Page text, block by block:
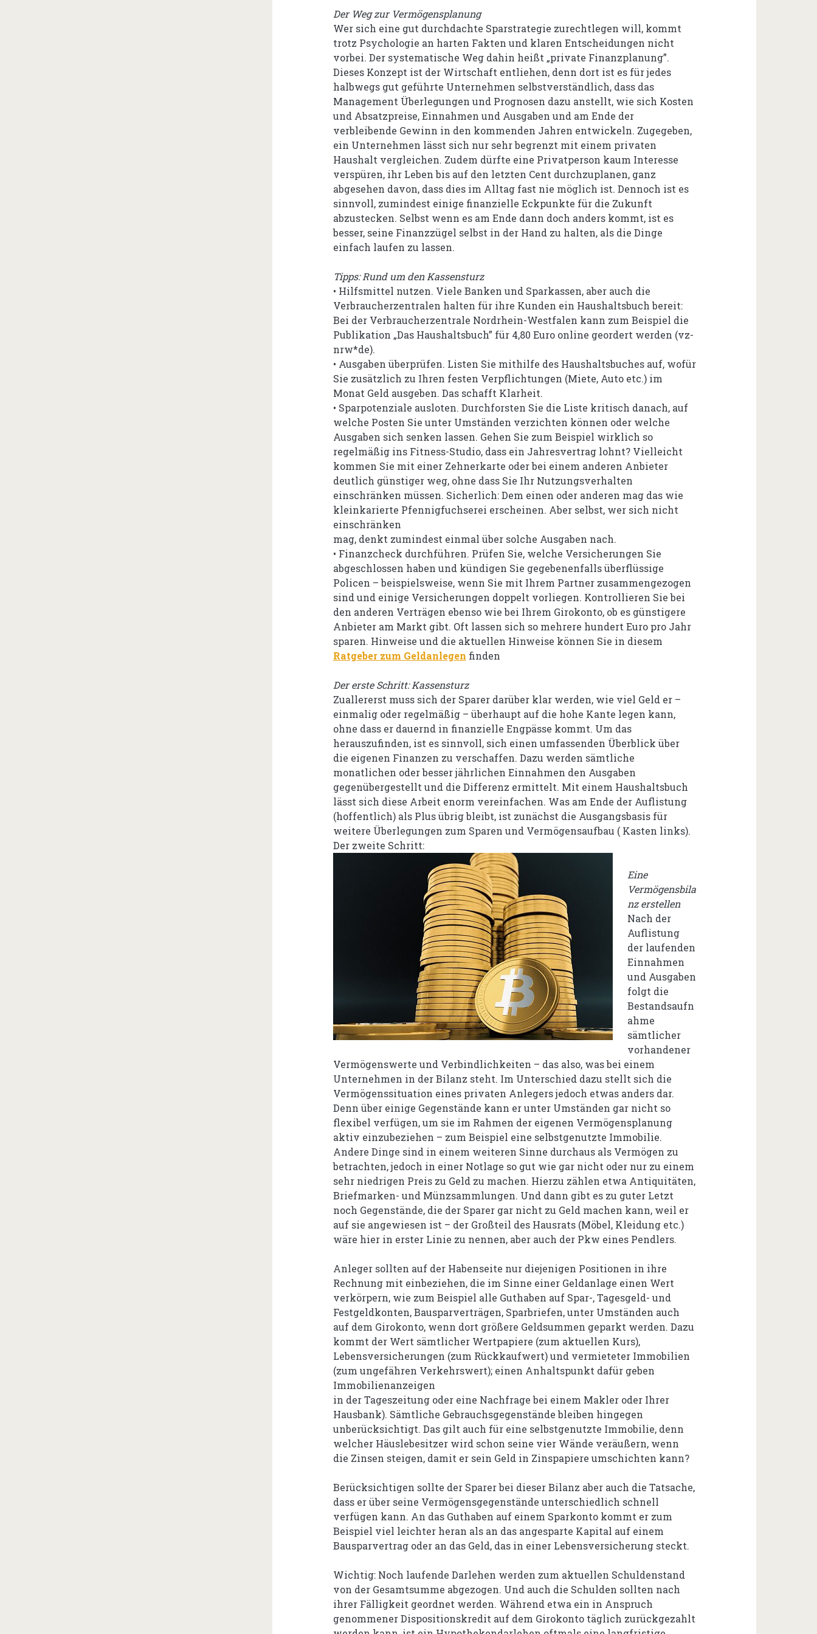
Der Weg zur Vermögensplanung
Wer sich eine gut durchdachte Sparstrategie zurechtlegen will, kommt
trotz Psychologie an harten Fakten und klaren Entscheidungen nicht
vorbei. Der systematische Weg dahin heißt „private Finanzplanung”.
Dieses Konzept ist der Wirtschaft entliehen, denn dort ist es für jedes
halbwegs gut geführte Unternehmen selbstverständlich, dass das
Management Überlegungen und Prognosen dazu anstellt, wie sich Kosten
und Absatzpreise, Einnahmen und Ausgaben und am Ende der
verbleibende Gewinn in den kommenden Jahren entwickeln. Zugegeben,
ein Unternehmen lässt sich nur sehr begrenzt mit einem privaten
Haushalt vergleichen. Zudem dürfte eine Privatperson kaum Interesse
verspüren, ihr Leben bis auf den letzten Cent durchzuplanen, ganz
abgesehen davon, dass dies im Alltag fast nie möglich ist. Dennoch ist es
sinnvoll, zumindest einige finanzielle Eckpunkte für die Zukunft
abzustecken. Selbst wenn es am Ende dann doch anders kommt, ist es
besser, seine Finanzzügel selbst in der Hand zu halten, als die Dinge
einfach laufen zu lassen.
Tipps: Rund um den Kassensturz
• Hilfsmittel nutzen. Viele Banken und Sparkassen, aber auch die
Verbraucherzentralen halten für ihre Kunden ein Haushaltsbuch bereit:
Bei der Verbraucherzentrale Nordrhein-Westfalen kann zum Beispiel die
Publikation „Das Haushaltsbuch” für 4,80 Euro online geordert werden (vz-
nrw*de).
• Ausgaben überprüfen. Listen Sie mithilfe des Haushaltsbuches auf, wofür
Sie zusätzlich zu Ihren festen Verpflichtungen (Miete, Auto etc.) im
Monat Geld ausgeben. Das schafft Klarheit.
• Sparpotenziale ausloten. Durchforsten Sie die Liste kritisch danach, auf
welche Posten Sie unter Umständen verzichten können oder welche
Ausgaben sich senken lassen. Gehen Sie zum Beispiel wirklich so
regelmäßig ins Fitness-Studio, dass ein Jahresvertrag lohnt? Vielleicht
kommen Sie mit einer Zehnerkarte oder bei einem anderen Anbieter
deutlich günstiger weg, ohne dass Sie Ihr Nutzungsverhalten
einschränken müssen. Sicherlich: Dem einen oder anderen mag das wie
kleinkarierte Pfennigfuchserei erscheinen. Aber selbst, wer sich nicht
einschränken
mag, denkt zumindest einmal über solche Ausgaben nach.
• Finanzcheck durchführen. Prüfen Sie, welche Versicherungen Sie
abgeschlossen haben und kündigen Sie gegebenenfalls überflüssige
Policen – beispielsweise, wenn Sie mit Ihrem Partner zusammengezogen
sind und einige Versicherungen doppelt vorliegen. Kontrollieren Sie bei
den anderen Verträgen ebenso wie bei Ihrem Girokonto, ob es günstigere
Anbieter am Markt gibt. Oft lassen sich so mehrere hundert Euro pro Jahr
sparen. Hinweise und die aktuellen Hinweise können Sie in diesem
Ratgeber zum Geldanlegen finden
Der erste Schritt: Kassensturz
Zuallererst muss sich der Sparer darüber klar werden, wie viel Geld er –
einmalig oder regelmäßig – überhaupt auf die hohe Kante legen kann,
ohne dass er dauernd in finanzielle Engpässe kommt. Um das
herauszufinden, ist es sinnvoll, sich einen umfassenden Überblick über
die eigenen Finanzen zu verschaffen. Dazu werden sämtliche
monatlichen oder besser jährlichen Einnahmen den Ausgaben
gegenübergestellt und die Differenz ermittelt. Mit einem Haushaltsbuch
lässt sich diese Arbeit enorm vereinfachen. Was am Ende der Auflistung
(hoffentlich) als Plus übrig bleibt, ist zunächst die Ausgangsbasis für
weitere Überlegungen zum Sparen und Vermögensaufbau ( Kasten links).
Der zweite Schritt:
Eine
Vermögensbila
nz erstellen
Nach der
Auflistung
der laufenden
Einnahmen
und Ausgaben
folgt die
Bestandsaufn
ahme
sämtlicher
vorhandener
Vermögenswerte und Verbindlichkeiten – das also, was bei einem
Unternehmen in der Bilanz steht. Im Unterschied dazu stellt sich die
Vermögenssituation eines privaten Anlegers jedoch etwas anders dar.
Denn über einige Gegenstände kann er unter Umständen gar nicht so
flexibel verfügen, um sie im Rahmen der eigenen Vermögensplanung
aktiv einzubeziehen – zum Beispiel eine selbstgenutzte Immobilie.
Andere Dinge sind in einem weiteren Sinne durchaus als Vermögen zu
betrachten, jedoch in einer Notlage so gut wie gar nicht oder nur zu einem
sehr niedrigen Preis zu Geld zu machen. Hierzu zählen etwa Antiquitäten,
Briefmarken- und Münzsammlungen. Und dann gibt es zu guter Letzt
noch Gegenstände, die der Sparer gar nicht zu Geld machen kann, weil er
auf sie angewiesen ist – der Großteil des Hausrats (Möbel, Kleidung etc.)
wäre hier in erster Linie zu nennen, aber auch der Pkw eines Pendlers.
Anleger sollten auf der Habenseite nur diejenigen Positionen in ihre
Rechnung mit einbeziehen, die im Sinne einer Geldanlage einen Wert
verkörpern, wie zum Beispiel alle Guthaben auf Spar-, Tagesgeld- und
Festgeldkonten, Bausparverträgen, Sparbriefen, unter Umständen auch
auf dem Girokonto, wenn dort größere Geldsummen geparkt werden. Dazu
kommt der Wert sämtlicher Wertpapiere (zum aktuellen Kurs),
Lebensversicherungen (zum Rückkaufwert) und vermieteter Immobilien
(zum ungefähren Verkehrswert); einen Anhaltspunkt dafür geben
Immobilienanzeigen
in der Tageszeitung oder eine Nachfrage bei einem Makler oder Ihrer
Hausbank). Sämtliche Gebrauchsgegenstände bleiben hingegen
unberücksichtigt. Das gilt auch für eine selbstgenutzte Immobilie, denn
welcher Häuslebesitzer wird schon seine vier Wände veräußern, wenn
die Zinsen steigen, damit er sein Geld in Zinspapiere umschichten kann?
Berücksichtigen sollte der Sparer bei dieser Bilanz aber auch die Tatsache,
dass er über seine Vermögensgegenstände unterschiedlich schnell
verfügen kann. An das Guthaben auf einem Sparkonto kommt er zum
Beispiel viel leichter heran als an das angesparte Kapital auf einem
Bausparvertrag oder an das Geld, das in einer Lebensversicherung steckt.
Wichtig: Noch laufende Darlehen werden zum aktuellen Schuldenstand
von der Gesamtsumme abgezogen. Und auch die Schulden sollten nach
ihrer Fälligkeit geordnet werden. Während etwa ein in Anspruch
genommener Dispositionskredit auf dem Girokonto täglich zurückgezahlt